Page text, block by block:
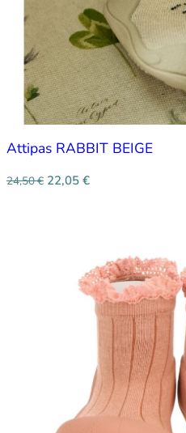
Attipas RABBIT BEIGE
24,50€ 22,05 €